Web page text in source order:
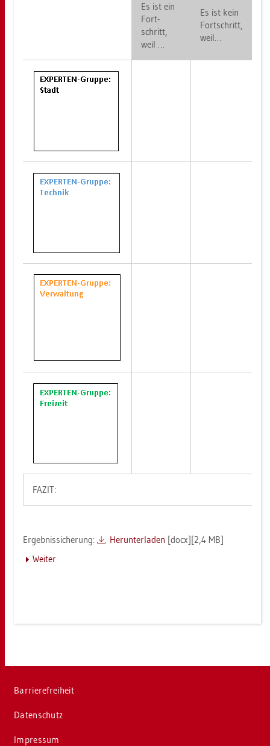
Es ist ein
Fort­
schritt,
weil …
Es ist kein
Fort­schritt,
weil…
FAZIT:
Er­geb­nis­si­che­rung: Her­un­ter­la­den [docx][2,4 MB]
Wei­ter
Bar­rie­re­frei­heit
Da­ten­schutz
Im­pres­sum